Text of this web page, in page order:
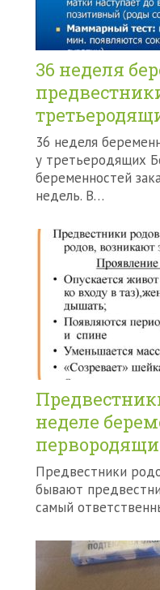
36 неделя
36 неделя
у третьеродящих
беременностей
недель. В…
неделе
Предвестники
бывают
самый